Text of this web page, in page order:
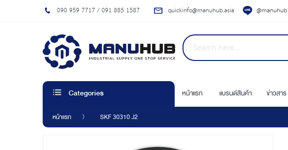
090 959 7717 / 091 885 1587 quickinfo@manuhub.asia @manuhub
Categories หน้าแรก แบรนด์สินค้า ข่าวสาร
หน้าแรก SKF 30310 J2